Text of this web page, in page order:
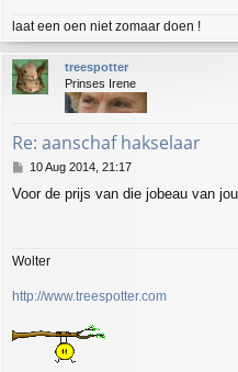
laat een oen niet zomaar doen !
treespotter
Prinses Irene
Re: aanschaf hakselaar
P
s
10 Aug 2014, 21:17
Voor de prijs van die jobeau van
Wolter
http://www.treespotter.com